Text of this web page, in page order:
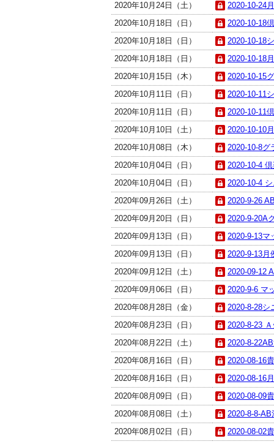
2020年10月24日（土）
2020-10-24
2020年10月18日（日）
2020-10-18
2020年10月18日（日）
2020-10-18
2020年10月18日（日）
2020-10-18
2020年10月15日（木）
2020-10-15
2020年10月11日（日）
2020-10-11
2020年10月11日（日）
2020-10-11
2020年10月10日（土）
2020-10-10
2020年10月08日（木）
2020-10-8グ
2020年10月04日（日）
2020-10-4
2020年10月04日（日）
2020-10-4
2020年09月26日（土）
2020-9-26
2020年09月20日（日）
2020-9-20A
2020年09月13日（日）
2020-9-13マ
2020年09月13日（日）
2020-9-13月
2020年09月12日（土）
2020-09-12
2020年09月06日（日）
2020-9-6 マ
2020年08月28日（金）
2020-8-28シ
2020年08月23日（日）
2020-8-23
2020年08月22日（土）
2020-8-
2020年08月16日（日）
2020-08-16
2020年08月16日（日）
2020-08-16
2020年08月09日（日）
2020-08-09
2020年08月08日（土）
2020-8-8-AB
2020年08月02日（日）
2020-08-02